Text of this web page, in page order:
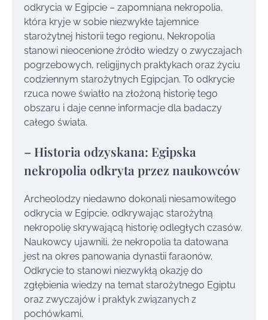
odkrycia w Egipcie – zapomniana nekropolia,
która kryje w sobie niezwykłe tajemnice
starożytnej historii tego regionu. Nekropolia
stanowi nieocenione źródło wiedzy o zwyczajach
pogrzebowych, religijnych praktykach oraz życiu
codziennym starożytnych Egipcjan. To odkrycie
rzuca nowe światło na złożoną historię tego
obszaru i daje cenne informacje dla badaczy
całego świata.
– Historia odzyskana: Egipska
nekropolia odkryta przez naukowców
Archeolodzy niedawno dokonali niesamowitego
odkrycia w Egipcie, odkrywając starożytną
nekropolię skrywającą historię odległych czasów.
Naukowcy ujawnili, że nekropolia ta datowana
jest na okres panowania dynastii faraonów.
Odkrycie to stanowi niezwykłą okazję do
zgłębienia wiedzy na temat starożytnego Egiptu
oraz zwyczajów i praktyk związanych z
pochówkami.